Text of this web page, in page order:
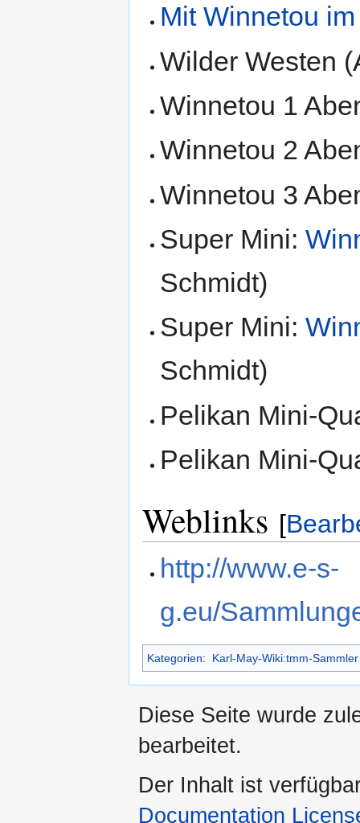
Mit Winnetou
Wilder Westen
Winnetou 1
Winnetou 2
Winnetou 3
Super Mini:
Schmidt)
Super Mini:
Schmidt)
Pelikan Mini-
Pelikan Mini-
Weblinks [
http://www.e-s-
g.eu/
Kategorien: Karl-May-Wiki:tmm-Sammler
Diese Seite wurde
bearbeitet.
Der Inhalt ist
Documentation